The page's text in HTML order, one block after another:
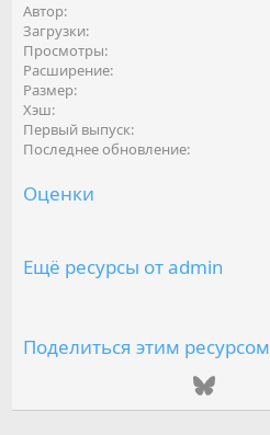
Автор
Загрузки
Просмотры
Расширение
Размер
Хэш
Первый выпуск
Последнее обновление
Оценки
0
0
з
д
)
Ещё ресурсы от admin
Поделиться этим ресурсом
Одноклассники
TelegramBluesky